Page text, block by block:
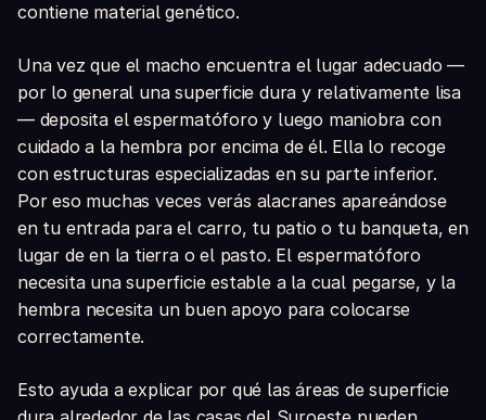
contiene material genético.
Una vez que el macho encuentra el lugar adecuado —
por lo general una superficie dura y relativamente lisa
— deposita el espermatóforo y luego maniobra con
cuidado a la hembra por encima de él. Ella lo recoge
con estructuras especializadas en su parte inferior.
Por eso muchas veces verás alacranes apareándose
en tu entrada para el carro, tu patio o tu banqueta, en
lugar de en la tierra o el pasto. El espermatóforo
necesita una superficie estable a la cual pegarse, y la
hembra necesita un buen apoyo para colocarse
correctamente.
Esto ayuda a explicar por qué las áreas de superficie